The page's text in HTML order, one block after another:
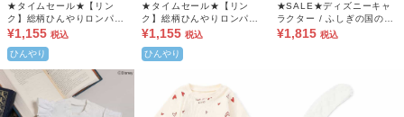
★タイムセール★【リン
ク】総柄ひんやりロンパス
B 吸水速乾 接触冷感
¥1,155 税込
ひんやり
★タイムセール★【リン
ク】総柄ひんやりロンパス
B 吸水速乾 接触冷感
¥1,155 税込
ひんやり
★SALE★ディズニーキャ
ラクター / ふしぎの国のア
リス / パジャマ
¥1,815 税込